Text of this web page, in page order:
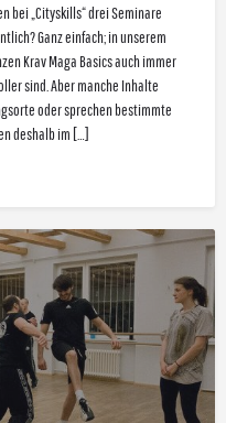
bei „Cityskills“ drei Seminare
Ganz einfach; in unserem
Krav Maga Basics auch immer
sind. Aber manche Inhalte
oder sprechen bestimmte
deshalb im […]